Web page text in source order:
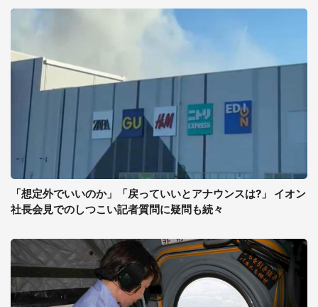
「想定外でいいのか」「戻っていいとアナウンスは?」 イオン
社長会見でのしつこい記者質問に疑問も続々